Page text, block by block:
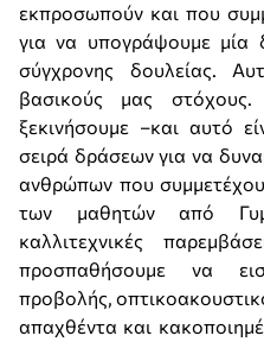
εκπροσωπούν και που
για να υπογράψουμε μία
σύγχρονης δουλείας.
βασικούς μας
ξεκινήσουμε –και αυτό
σειρά δράσεων για να
ανθρώπων που
των μαθητών από
καλλιτεχνικές
προσπαθήσουμε να
προβολής,
απαχθέντα και